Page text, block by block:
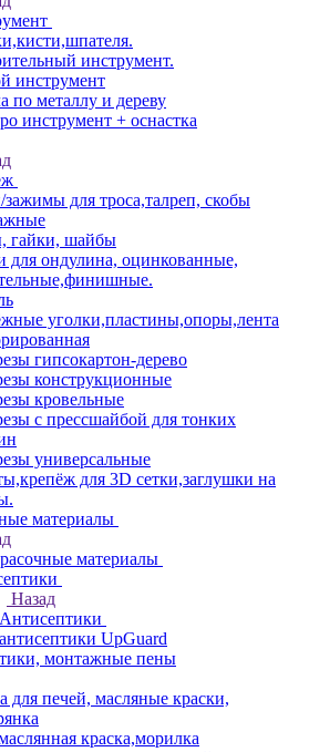
инструмент.
инструмент
по металлу и дереву
инструмент + оснастка
для троса,талреп, скобы
гайки, шайбы
для ондулина, оцинкованные,
уголки,пластины,опоры,лента
гипсокартон-дерево
конструкционные
кровельные
с прессшайбой для тонких
универсальные
для 3D сетки,заглушки на
материалы
материалы
Назад
Антисептики
антисептики UpGuard
монтажные пены
для печей, масляные краски,
краска,морилка